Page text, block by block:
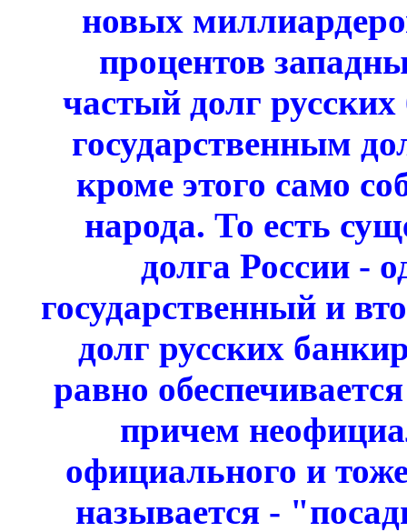
новых
процентов
частый долг
государственным
кроме этого само
народа. То есть
долга России -
государственный и
долг русских
равно
причем
официального и
называется -